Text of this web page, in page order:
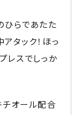
になりそうで
ひらであたた
タック！ほっ
レスでしっか
チオール配合